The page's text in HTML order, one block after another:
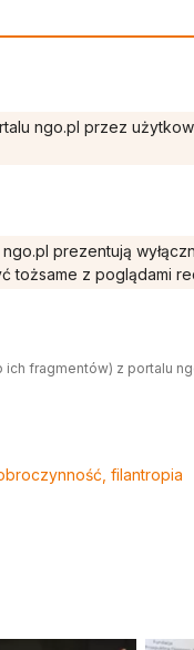
ngo.pl przez
prezentują
tożsame z poglądami
ich fragmentów) z portalu
filantropia